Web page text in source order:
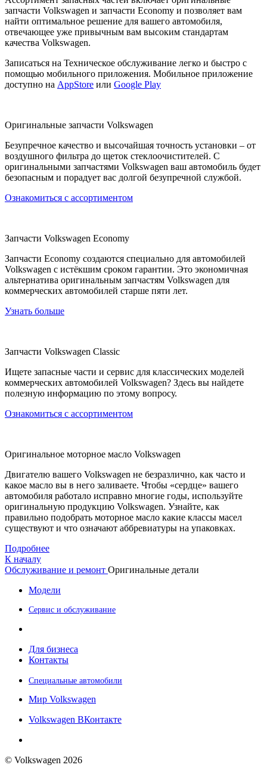
запчасти Volkswagen и запчасти Economy и позволяет вам
найти оптимальное решение для вашего автомобиля,
отвечающее уже привычным вам высоким стандартам
качества Volkswagen.
Записаться на Техническое обслуживание легко и быстро с
помощью мобильного приложения. Мобильное приложение
доступно на AppStore или Google Play
Оригинальные запчасти Volkswagen
Безупречное качество и высочайшая точность установки – от
воздушного фильтра до щеток стеклоочистителей. С
оригинальными запчастями Volkswagen ваш автомобиль будет
безопасным и порадует вас долгой безупречной службой.
Ознакомиться с ассортиментом
Запчасти Volkswagen Economy
Запчасти Economy создаются специально для автомобилей
Volkswagen c истёкшим сроком гарантии. Это экономичная
альтернатива оригинальным запчастям Volkswagen для
коммерческих автомобилей старше пяти лет.
Узнать больше
Запчасти Volkswagen Classic
Ищете запасные части и сервис для классических моделей
коммерческих автомобилей Volkswagen? Здесь вы найдете
полезную информацию по этому вопросу.
Ознакомиться с ассортиментом
Оригинальное моторное масло Volkswagen
Двигателю вашего Volkswagen не безразлично, как часто и
какое масло вы в него заливаете. Чтобы «сердце» вашего
автомобиля работало исправно многие годы, используйте
оригинальную продукцию Volkswagen. Узнайте, как
правильно подобрать моторное масло какие классы масел
существуют и что означают аббревиатуры на упаковках.
Подробнее
К началу
Обслуживание и ремонт Оригинальные детали
Модели
Сервис и обслуживание
Для бизнеса
Контакты
Специальные автомобили
Мир Volkswagen
Volkswagen ВКонтакте
© Volkswagen 2026